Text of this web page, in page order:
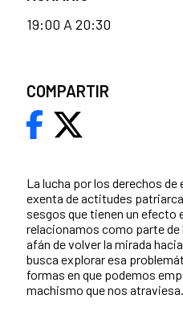
La lucha por los derechos
exenta de actitudes
sesgos que tienen un efecto
relacionamos como parte de
afán de volver la mirada
busca explorar esa
formas en que podemos
machismo que nos atraviesa.
19:00 A 20:30
COMPARTIR